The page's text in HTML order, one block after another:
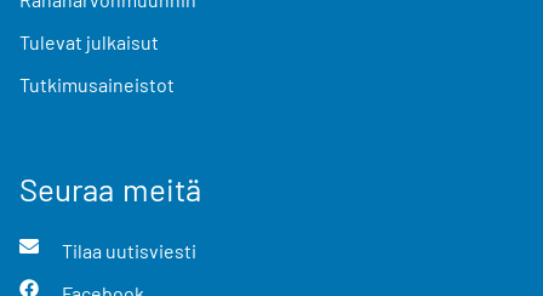
Tulevat julkaisut
Tutkimusaineistot
Seuraa meitä
Tilaa uutisviesti